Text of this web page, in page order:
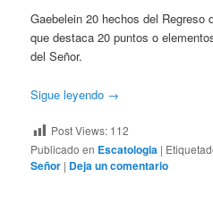
Gaebelein 20 hechos del Regreso
que destaca 20 puntos o
del Señor.
Sigue leyendo →
Post Views: 112
Publicado en Escatologia |
Señor | Deja un comentario